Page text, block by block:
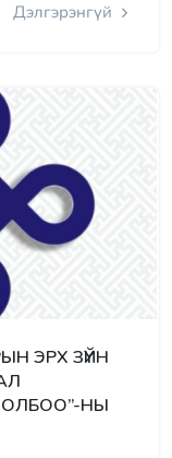
Дэлгэрэнгүй
ЭРХ ЗҮЙН
НЫ